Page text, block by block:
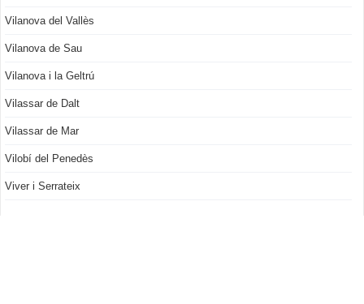
Vilanova del Vallès
Vilanova de Sau
Vilanova i la Geltrú
Vilassar de Dalt
Vilassar de Mar
Vilobí del Penedès
Viver i Serrateix